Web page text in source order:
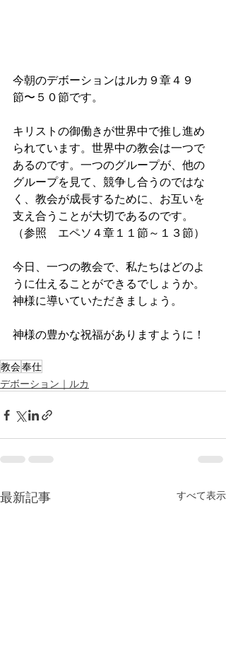
今朝のデボーションはルカ９章４９
節〜５０節です。
キリストの御働きが世界中で推し進め
られています。世界中の教会は一つで
あるのです。一つのグループが、他の
グループを見て、競争し合うのではな
く、教会が成長するために、お互いを
支え合うことが大切であるのです。
（参照　エペソ４章１１節～１３節）
今日、一つの教会で、私たちはどのよ
うに仕えることができるでしょうか。
神様に導いていただきましょう。
神様の豊かな祝福がありますように！
教会奉仕
デボーション｜ルカ
最新記事 すべて表示